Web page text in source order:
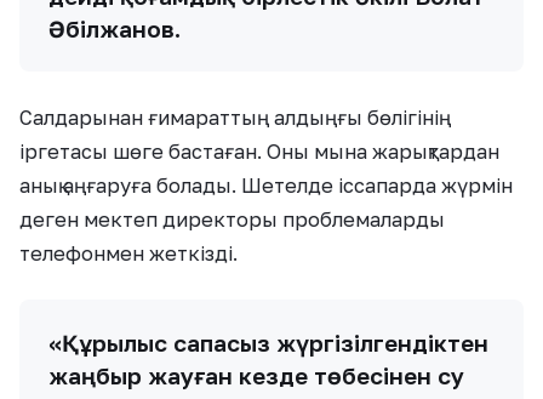
Әбілжанов.
Салдарынан ғимараттың алдыңғы бөлігінің
іргетасы шөге бастаған. Оны мына жарықтардан
анық аңғаруға болады. Шетелде іссапарда жүрмін
деген мектеп директоры проблемаларды
телефонмен жеткізді.
«Құрылыс сапасыз жүргізілгендіктен
жаңбыр жауған кезде төбесінен су